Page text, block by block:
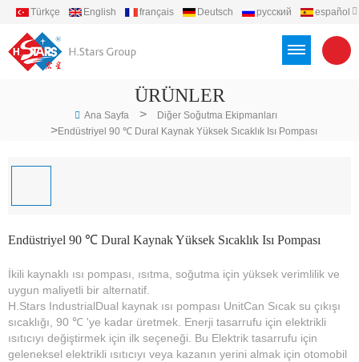
Türkçe English français Deutsch русский
español
ÜRÜNLER
Ana Sayfa > Diğer Soğutma Ekipmanları
>Endüstriyel 90 ℃ Dural Kaynak Yüksek Sıcaklık Isı Pompası
Endüstriyel 90 ℃ Dural Kaynak Yüksek Sıcaklık Isı Pompası
İkili kaynaklı ısı pompası, ısıtma, soğutma için yüksek verimlilik ve
uygun maliyetli bir alternatif.
H.Stars IndustrialDual kaynak ısı pompası UnitCan Sıcak su çıkışı
sıcaklığı, 90 ℃ 'ye kadar üretmek. Enerji tasarrufu için elektrikli
ısıtıcıyı değiştirmek için ilk seçeneği. Bu Elektrik tasarrufu için
geleneksel elektrikli ısıtıcıyı veya kazanın yerini almak için otomobil